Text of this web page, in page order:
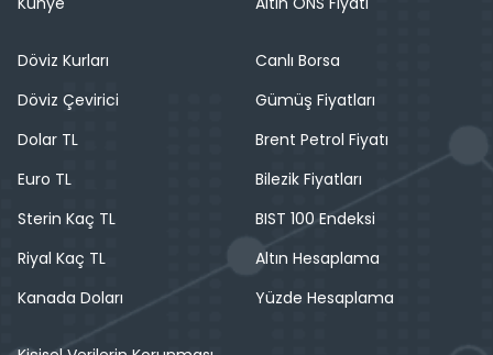
Döviz Kurları
Döviz Çevirici
Dolar TL
Euro TL
Sterin Kaç TL
Riyal Kaç TL
Kanada Doları
Canlı Borsa
Gümüş Fiyatları
Brent Petrol Fiyatı
Bilezik Fiyatları
BIST 100 Endeksi
Altın Hesaplama
Yüzde Hesaplama